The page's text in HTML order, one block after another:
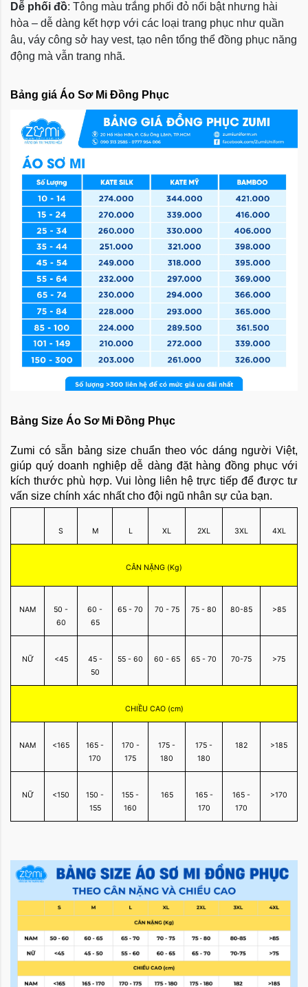
Dễ phối đồ: Tông màu trắng phối đỏ nổi bật nhưng hài
hòa – dễ dàng kết hợp với các loại trang phục như quần
âu, váy công sở hay vest, tạo nên tổng thể đồng phục năng
động mà vẫn trang nhã.
Bảng giá Áo Sơ Mi Đồng Phục
Bảng Size Áo Sơ Mi Đồng Phục
Zumi có sẵn bảng size chuẩn theo vóc dáng người Việt,
giúp quý doanh nghiệp dễ dàng đặt hàng đồng phục với
kích thước phù hợp. Vui lòng liên hệ trực tiếp để được tư
vấn size chính xác nhất cho đội ngũ nhân sự của bạn.
S M L XL 2XL 3XL 4XL
CÂN NẶNG (Kg)
NAM
50 -
60
60 -
65
65 - 70 70 - 75 75 - 80 80-85 >85
NỮ <45
45 -
50
55 - 60 60 - 65 65 - 70 70-75 >75
CHIỀU CAO (cm)
NAM <165
165 -
170
170 -
175
175 -
180
175 -
180
182 >185
NỮ <150
150 -
155
155 -
160
165
165 -
170
165 -
170
>170